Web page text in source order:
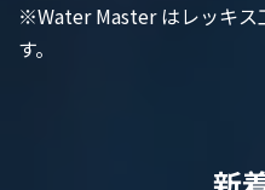
※Water Master はレッキス
す。